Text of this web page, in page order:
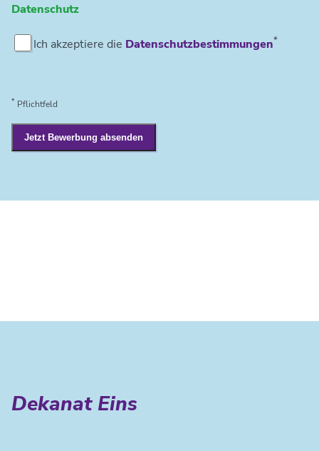
Datenschutz
Ich akzeptiere die Datenschutzbestimmungen*
* Pflichtfeld
Jetzt Bewerbung absenden
Dekanat Eins